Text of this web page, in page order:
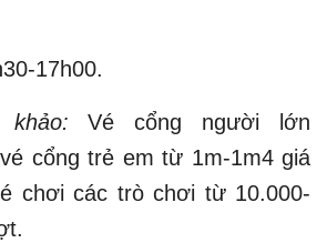
17h00.
Vé cổng người lớn
cổng trẻ em từ 1m-1m4 giá
chơi các trò chơi từ 10.000-